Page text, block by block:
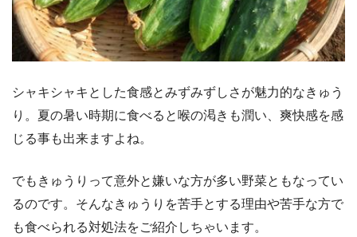
シャキシャキとした食感とみずみずしさが魅力的なきゅう
り。夏の暑い時期に食べると喉の渇きも潤い、爽快感を感
じる事も出来ますよね。
でもきゅうりって意外と嫌いな方が多い野菜ともなってい
るのです。そんなきゅうりを苦手とする理由や苦手な方で
も食べられる対処法をご紹介しちゃいます。